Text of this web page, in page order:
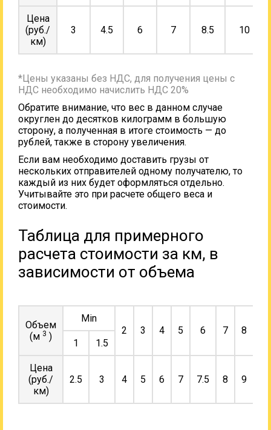
Цена
(руб./
км)
3 4.5 6 7 8.5 10
*Цены указаны без НДС, для получения цены с
НДС необходимо начислить НДС 20%
Обратите внимание, что вес в данном случае
округлен до десятков килограмм в большую
сторону, а полученная в итоге стоимость — до
рублей, также в сторону увеличения.
Если вам необходимо доставить грузы от
нескольких отправителей одному получателю, то
каждый из них будет оформляться отдельно.
Учитывайте это при расчете общего веса и
стоимости.
Таблица для примерного
расчета стоимости за км, в
зависимости от объема
Объем
(м 3 )
Min
2
3 4 5 6 7 8
1
1.5
Цена
(руб./
км)
2.5 3 4 5 6 7 7.5 8 9